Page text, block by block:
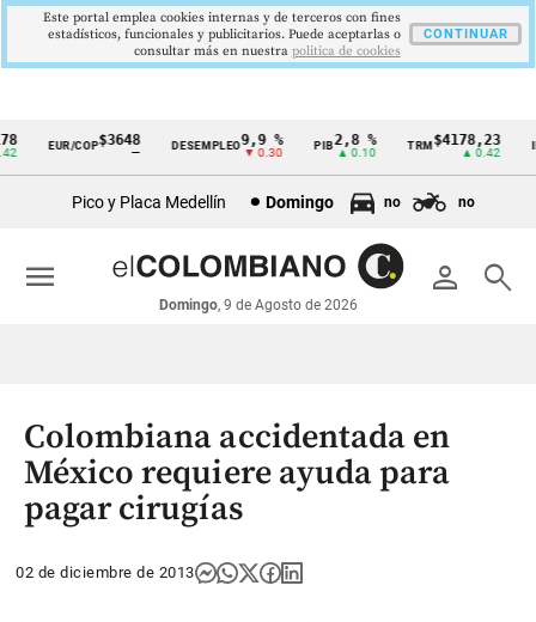
Cintillo
económicos
Colombia
EUR/COP$3648 DESEMPLEO 9,9 %
▼ 0.30
PIB2,8 %
▲ 0.10
TRM$4178,23
▲ 0.42
Pico y Placa Medellín Domingo no no
person search
Domingo, 9 de Agosto de 2026
menu
Colombiana accidentada en
México requiere ayuda para
pagar cirugías
02 de diciembre de 2013
Este portal emplea cookies internas y de terceros con fines
estadísticos, funcionales y publicitarios. Puede aceptarlas o
consultar más en nuestra politica de cookies
CONTINUAR